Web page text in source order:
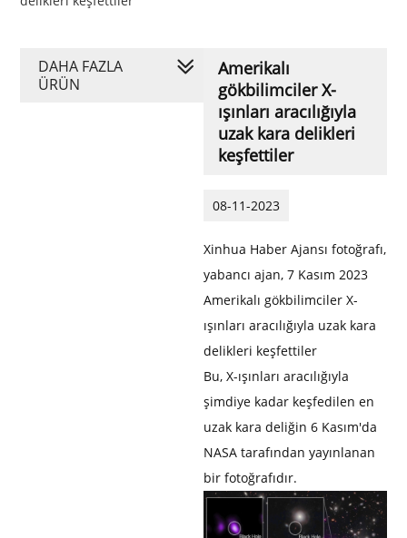
Amerikalı
gökbilimciler X-
ışınları aracılığıyla
uzak kara delikleri
keşfettiler
08-11-2023
Xinhua Haber Ajansı fotoğrafı,
yabancı ajan, 7 Kasım 2023
Amerikalı gökbilimciler X-
ışınları aracılığıyla uzak kara
delikleri keşfettiler
Bu, X-ışınları aracılığıyla
şimdiye kadar keşfedilen en
uzak kara deliğin 6 Kasım'da
NASA tarafından yayınlanan
bir fotoğrafıdır.
DAHA FAZLA
ÜRÜN